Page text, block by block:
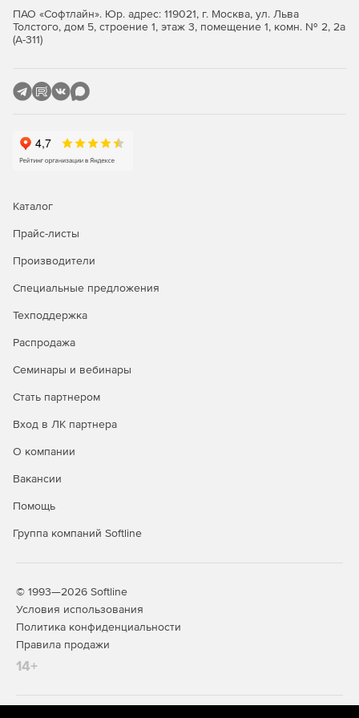
Управление доступом к данным при помощи ролей –
администратор, редактор, пользователь.
Руководства отвечают российским требованиям к
Богатство форматов
дают полное представление о технологическом
При покупке лицензии Конечному Пользователю
поддержку (ALC).
Обзор возможностей «POWERGUIDE»
ПАО «Софтлайн». Юр. адрес: 119021, г. Москва, ул. Льва
Толстого, дом 5, строение 1, этаж 3, помещение 1, комн. № 2, 2а
(А-311)
Каталог
Прайс-листы
Производители
Специальные предложения
Техподдержка
Распродажа
Семинары и вебинары
Стать партнером
Вход в ЛК партнера
О компании
Вакансии
Помощь
Группа компаний Softline
© 1993—2026 Softline
Условия использования
Политика конфиденциальности
Правила продажи
14+